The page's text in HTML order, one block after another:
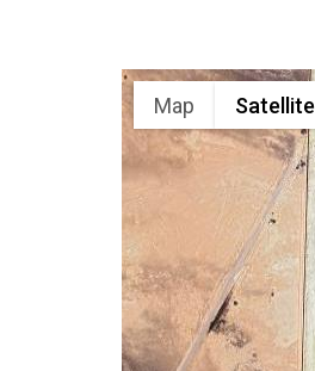
Map Satellite